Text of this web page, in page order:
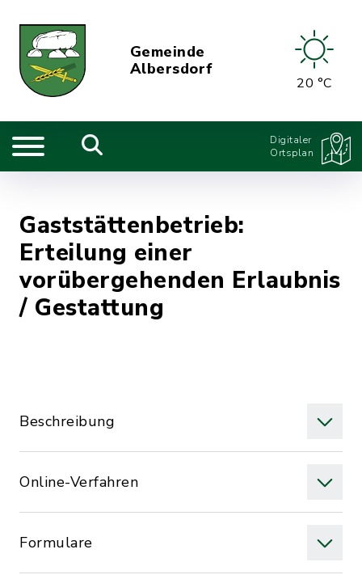
Gemeinde
Albersdorf
20 °C
Digitaler
Ortsplan
Gaststättenbetrieb:
Erteilung einer
vorübergehenden Erlaubnis
/ Gestattung
Beschreibung
Online-Verfahren
Formulare